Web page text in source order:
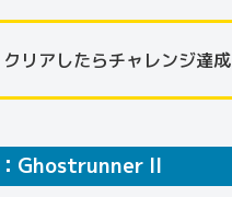
リアしたらチャレンジ達成
Ghostrunner II